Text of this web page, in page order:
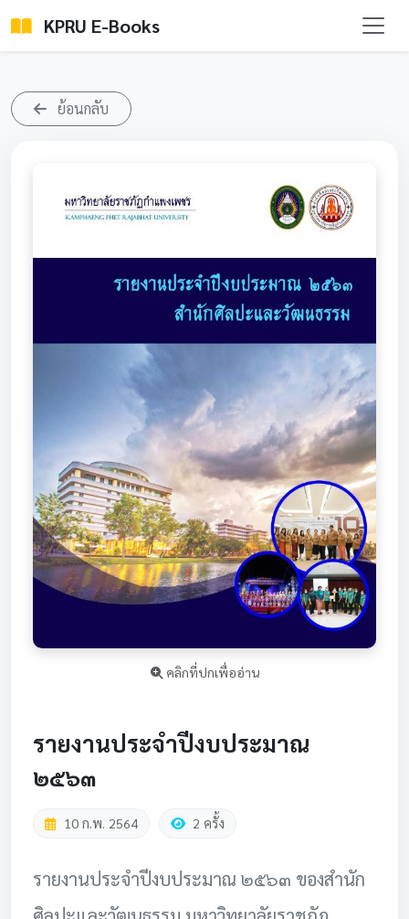
KPRU E-Books
ย้อนกลับ
คลิกที่ปกเพื่ออ่าน
รายงานประจำปีงบประมาณ
๒๕๖๓
10 ก.พ. 2564 2 ครั้ง
รายงานประจำปีงบประมาณ ๒๕๖๓ ของสำนัก